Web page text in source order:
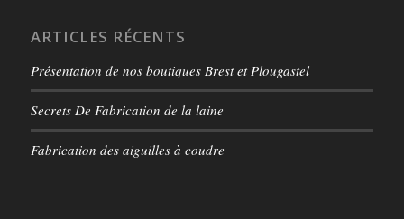
ARTICLES RÉCENTS
Présentation de nos boutiques Brest et Plougastel
Secrets De Fabrication de la laine
Fabrication des aiguilles à coudre